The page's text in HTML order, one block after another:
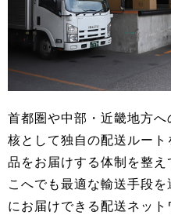
首都圏や中部・近畿地方
核として独自の配送ルー
品をお届けする体制を整
こへでも最適な輸送手段
にお届けできる配送ネット